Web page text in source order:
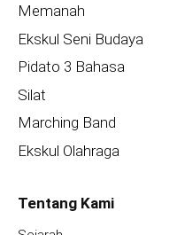
Memanah
Ekskul Seni Budaya
Pidato 3 Bahasa
Silat
Marching Band
Ekskul Olahraga
Tentang Kami